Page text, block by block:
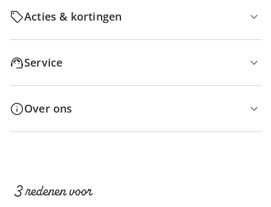
Acties & kortingen
Service
Over ons
3 redenen voor